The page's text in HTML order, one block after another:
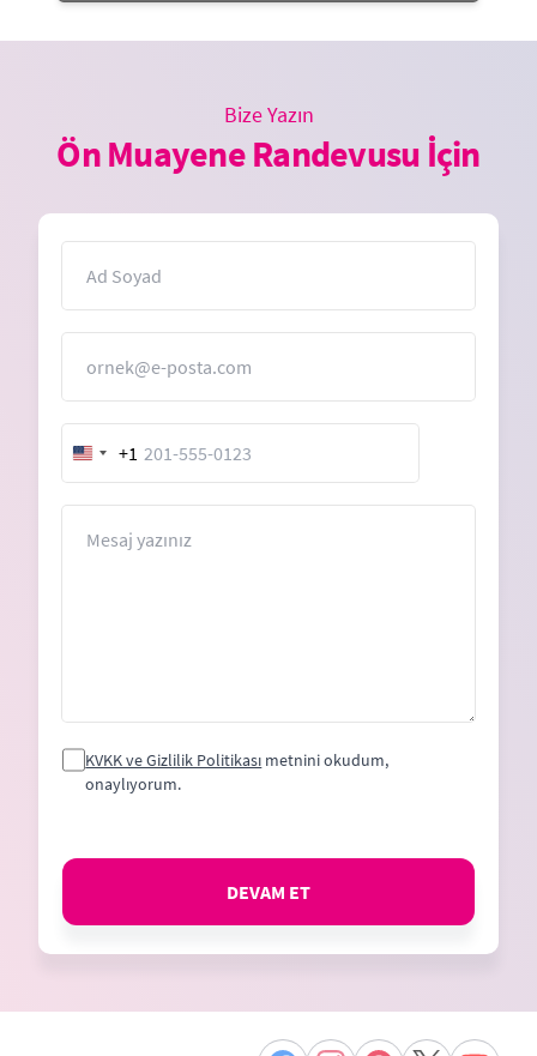
Bize Yazın
Ön Muayene Randevusu İçin
United
States
+1
KVKK ve Gizlilik Politikası metnini okudum,
onaylıyorum.
DEVAM ET